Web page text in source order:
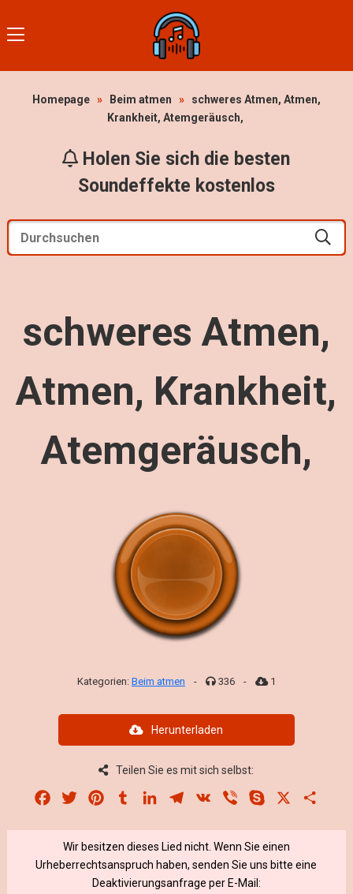
Homepage » Beim atmen »
schweres Atmen, Atmen,
Krankheit, Atemgeräusch,
Holen Sie sich die besten
Soundeffekte kostenlos
schweres Atmen,
Atmen, Krankheit,
Atemgeräusch,
Kategorien: Beim atmen - 336 - 1
Herunterladen
Teilen Sie es mit sich selbst:
Facebook
Twitter PinterestTumblrLinkedInTelegram
VK Viber Skype
Wir besitzen dieses Lied nicht. Wenn Sie einen
Urheberrechtsanspruch haben, senden Sie uns bitte eine
Deaktivierungsanfrage per E-Mail: